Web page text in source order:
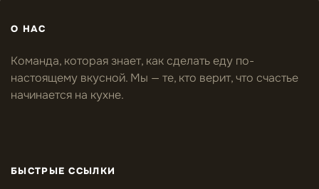
О НАС
Команда, которая знает, как сделать еду по-
настоящему вкусной. Мы — те, кто верит, что счастье
начинается на кухне.
БЫСТРЫЕ ССЫЛКИ